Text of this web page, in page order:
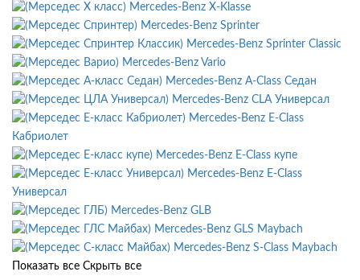
Mercedes-Benz X-Klasse
Mercedes-Benz Sprinter
Mercedes-Benz Sprinter Classic
Mercedes-Benz Vario
Mercedes-Benz A-Class Седан
Mercedes-Benz CLA Универсал
Mercedes-Benz E-Class
Кабриолет
Mercedes-Benz E-Class купе
Mercedes-Benz E-Class
Универсал
Mercedes-Benz GLB
Mercedes-Benz GLS Maybach
Mercedes-Benz S-Class Maybach
Показать все Скрыть все